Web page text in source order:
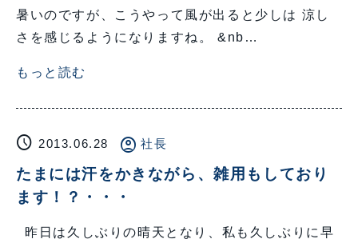
暑いのですが、こうやって風が出ると少しは 涼し
さを感じるようになりますね。 &nb…
もっと読む
schedule 2013.06.28 account_circle 社長
たまには汗をかきながら、雑用もしており
ます！？・・・
昨日は久しぶりの晴天となり、私も久しぶりに早